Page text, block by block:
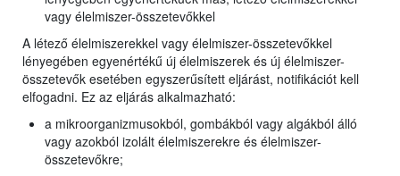
vagy élelmiszer-összetevőkkel
A létező élelmiszerekkel vagy élelmiszer-összetevőkkel
lényegében egyenértékű új élelmiszerek és új élelmiszer-
összetevők esetében egyszerűsített eljárást, notifikációt kell
elfogadni. Ez az eljárás alkalmazható:
a mikroorganizmusokból, gombákból vagy algákból álló
vagy azokból izolált élelmiszerekre és élelmiszer-
összetevőkre;